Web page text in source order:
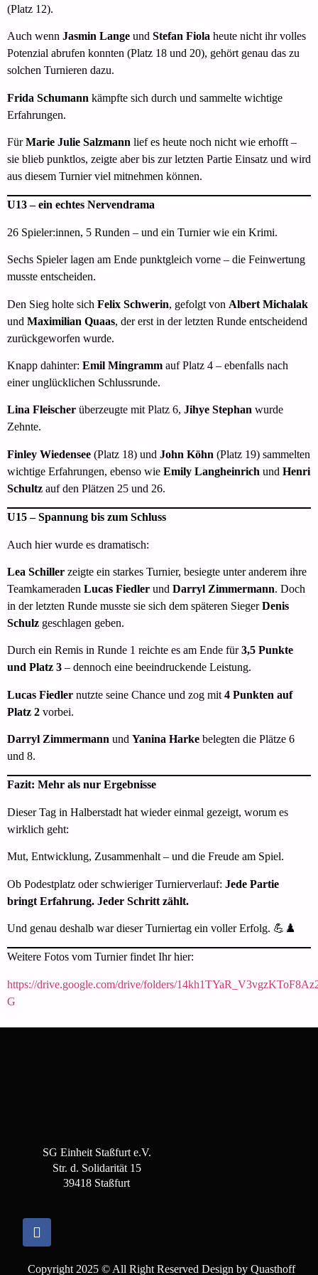
(Platz 12).
Auch wenn Jasmin Lange und Stefan Fiola heute nicht ihr volles
Potenzial abrufen konnten (Platz 18 und 20), gehört genau das zu
solchen Turnieren dazu.
Frida Schumann kämpfte sich durch und sammelte wichtige
Erfahrungen.
FürMarie Julie Salzmann lief es heute noch nicht wie erhofft –
sie blieb punktlos, zeigte aber bis zur letzten Partie Einsatz und wird
aus diesem Turnier viel mitnehmen können.
U13 – ein echtes Nervendrama
26 Spieler:innen, 5 Runden – und ein Turnier wie ein Krimi.
Sechs Spieler lagen am Ende punktgleich vorne – die Feinwertung
musste entscheiden.
Den Sieg holte sich Felix Schwerin, gefolgt von Albert Michalak
und Maximilian Quaas, der erst in der letzten Runde entscheidend
zurückgeworfen wurde.
Knapp dahinter: Emil Mingramm auf Platz 4 – ebenfalls nach
einer unglücklichen Schlussrunde.
Lina Fleischer überzeugte mit Platz 6, Jihye Stephan wurde
Zehnte.
Finley Wiedensee (Platz 18) und John Köhn (Platz 19) sammelten
wichtige Erfahrungen, ebenso wie Emily Langheinrich und Henri
Schultz auf den Plätzen 25 und 26.
U15 – Spannung bis zum Schluss
Auch hier wurde es dramatisch:
Lea Schiller zeigte ein starkes Turnier, besiegte unter anderem ihre
Teamkameraden Lucas Fiedler und Darryl Zimmermann. Doch
in der letzten Runde musste sie sich dem späteren SiegerDenis
Schulz geschlagen geben.
Durch ein Remis in Runde 1 reichte es am Ende für3,5 Punkte
und Platz 3 – dennoch eine beeindruckende Leistung.
Lucas Fiedler nutzte seine Chance und zog mit 4 Punkten auf
Platz 2 vorbei.
Darryl Zimmermann und Yanina Harke belegten die Plätze 6
und 8.
Fazit: Mehr als nur Ergebnisse
Dieser Tag in Halberstadt hat wieder einmal gezeigt, worum es
wirklich geht:
Mut, Entwicklung, Zusammenhalt – und die Freude am Spiel.
Ob Podestplatz oder schwieriger Turnierverlauf: Jede Partie
bringt Erfahrung. Jeder Schritt zählt.
Und genau deshalb war dieser Turniertag ein voller Erfolg. 💪♟️
Weitere Fotos vom Turnier findet Ihr hier:
https://drive.google.com/drive/folders/
G
SG Einheit Staßfurt e.V.
Str. d. Solidarität 15
39418 Staßfurt
Copyright 2025 © All Right Reserved Design by Quasthoff